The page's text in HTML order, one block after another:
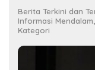
Berita Terkini dan
Informasi
Kategori